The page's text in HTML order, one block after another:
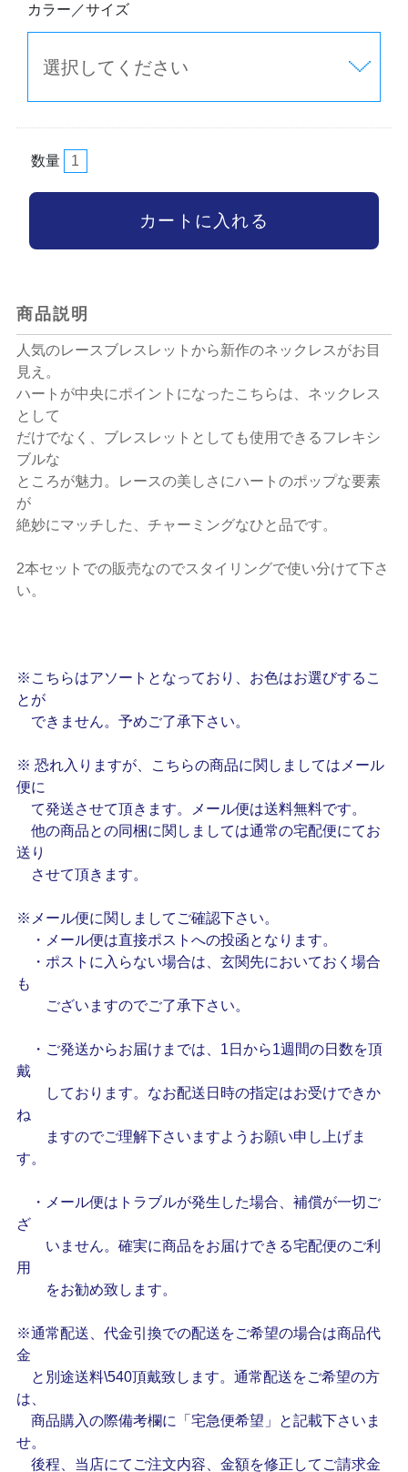
カラー／サイズ
数量
商品説明
人気のレースブレスレットから新作のネックレスがお目
見え。
ハートが中央にポイントになったこちらは、ネックレス
として
だけでなく、ブレスレットとしても使用できるフレキシ
ブルな
ところが魅力。レースの美しさにハートのポップな要素
が
絶妙にマッチした、チャーミングなひと品です。
2本セットでの販売なのでスタイリングで使い分けて下さ
い。
※こちらはアソートとなっており、お色はお選びするこ
とが
できません。予めご了承下さい。
※ 恐れ入りますが、こちらの商品に関しましてはメール
便に
て発送させて頂きます。メール便は送料無料です。
他の商品との同梱に関しましては通常の宅配便にてお
送り
させて頂きます。
※メール便に関しましてご確認下さい。
・メール便は直接ポストへの投函となります。
・ポストに入らない場合は、玄関先においておく場合
も
ございますのでご了承下さい。
・ご発送からお届けまでは、1日から1週間の日数を頂
戴
しております。なお配送日時の指定はお受けできか
ね
ますのでご理解下さいますようお願い申し上げま
す。
・メール便はトラブルが発生した場合、補償が一切ご
ざ
いません。確実に商品をお届けできる宅配便のご利
用
をお勧め致します。
※通常配送、代金引換での配送をご希望の場合は商品代
金
と別途送料\540頂戴致します。通常配送をご希望の方
は、
商品購入の際備考欄に「宅急便希望」と記載下さいま
せ。
後程、当店にてご注文内容、金額を修正してご請求金